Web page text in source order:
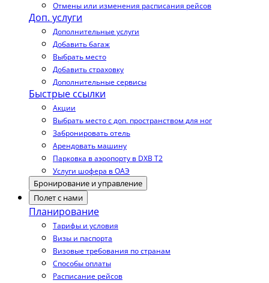
Отмены или изменения расписания рейсов
Доп. услуги
Дополнительные услуги
Добавить багаж
Выбрать место
Добавить страховку
Дополнительные сервисы
Быстрые ссылки
Акции
Выбрать место с доп. пространством для ног
Забронировать отель
Арендовать машину
Парковка в аэропорту в DXB T2
Услуги шофера в ОАЭ
Бронирование и управление
Полет с нами
Планирование
Тарифы и условия
Визы и паспорта
Визовые требования по странам
Способы оплаты
Расписание рейсов